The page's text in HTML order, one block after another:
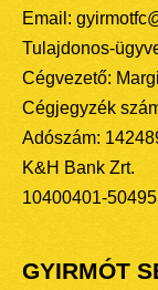
Email:
Tulajdonos-
Cégvezető:
Cégjegyzék
Adószám:
K&H Bank Zrt.
10400401-
GYIRMÓT